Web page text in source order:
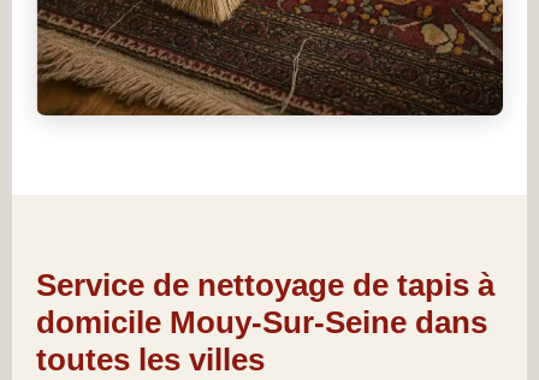
Service de nettoyage de tapis à
domicile Mouy-Sur-Seine dans
toutes les villes